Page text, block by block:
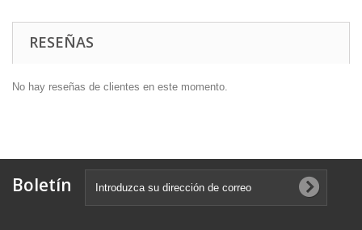
RESEÑAS
No hay reseñas de clientes en este momento.
Boletín